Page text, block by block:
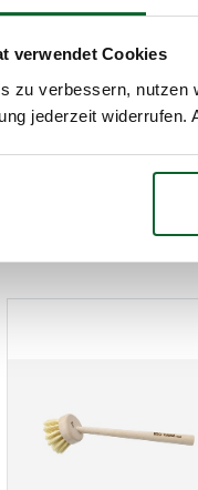
verwendet Cookies
zu verbessern,
jederzeit